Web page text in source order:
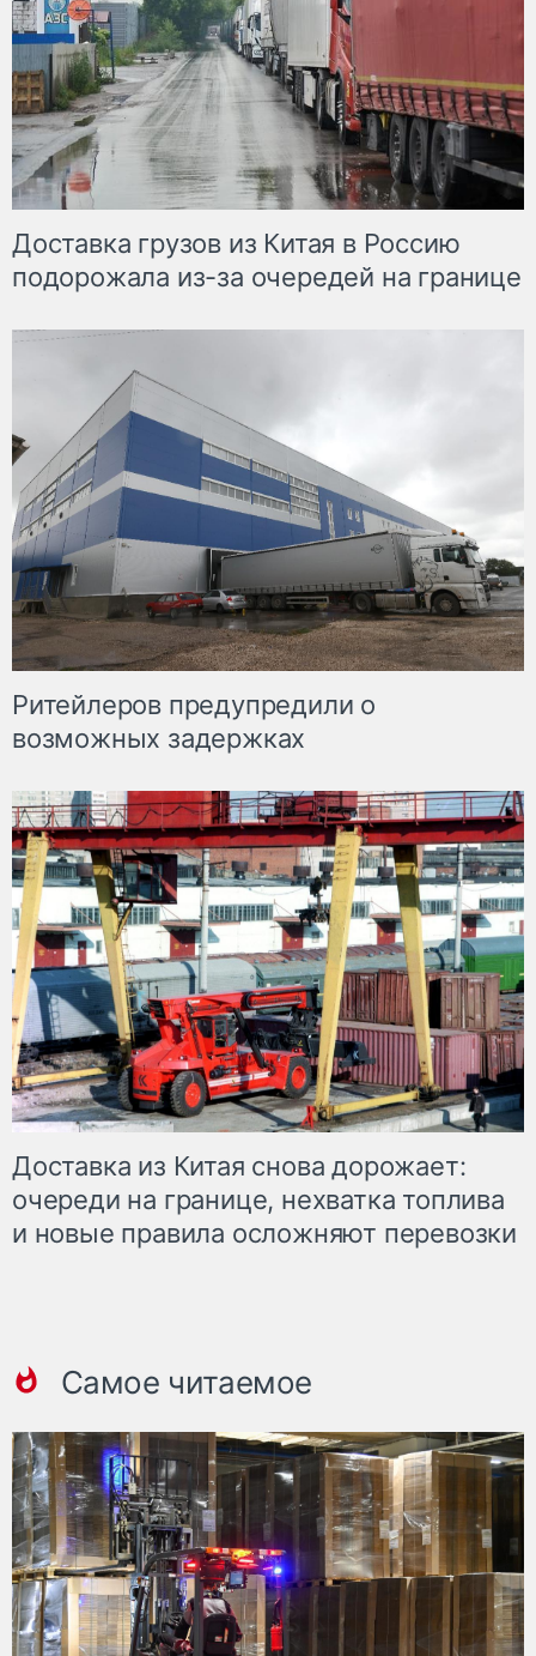
Доставка грузов из Китая в Россию
подорожала из-за очередей на границе
Ритейлеров предупредили о
возможных задержках
Доставка из Китая снова дорожает:
очереди на границе, нехватка топлива
и новые правила осложняют перевозки
Самое читаемое